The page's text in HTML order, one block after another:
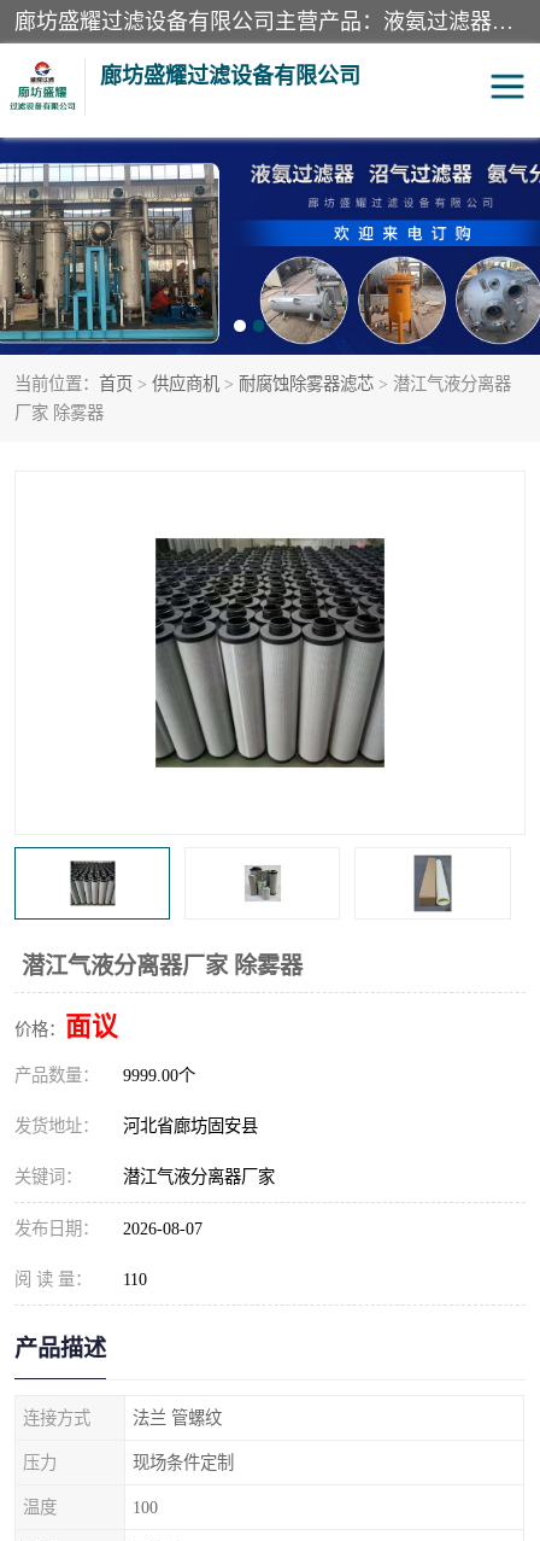
廊坊盛耀过滤设备有限公司主营产品：液氨过滤器、沼气过滤器、氨气分离器、二氧化碳过滤器、过滤器、液氨氨气过滤器、天然气过滤器、管道过滤器、*过滤器、液氨除油除水过滤器、氨气除油除水过滤器、焦炉煤气除焦油过滤器等。
廊坊盛耀过滤设备有限公司
当前位置： 首页 > 供应商机 > 耐腐蚀除雾器滤芯 > 潜江气液分离器
厂家 除雾器
潜江气液分离器厂家 除雾器
价格： 面议
产品数量： 9999.00个
发货地址： 河北省廊坊固安县
关键词： 潜江气液分离器厂家
发布日期： 2026-08-07
阅 读 量： 110
产品描述
连接方式 法兰 管螺纹
压力 现场条件定制
温度 100
二氧化碳过滤器 过滤器
液氨氨气过滤器 沼气过滤器
天然气过滤器 管道过滤器
甲醇过滤器 液氨除油除水过滤器
高炉煤气过滤器 替代进口过滤器
化工盐酸气聚结器 耐腐蚀除雾器滤芯